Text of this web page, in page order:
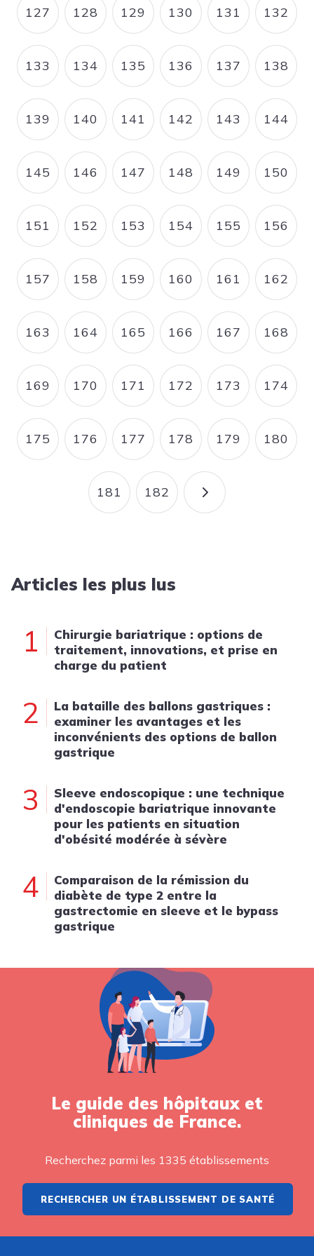
PAGE
127 PAGE
128 PAGE
129 PAGE
130 PAGE
131 PAGE
132
PAGE
133 PAGE
134 PAGE
135 PAGE
136 PAGE
137 PAGE
138
PAGE
139 PAGE
140 PAGE
141 PAGE
142 PAGE
143 PAGE
144
PAGE
145 PAGE
146 PAGE
147 PAGE
148 PAGE
149 PAGE
150
PAGE
151 PAGE
152 PAGE
153 PAGE
154 PAGE
155 PAGE
156
PAGE
157 PAGE
158 PAGE
159 PAGE
160 PAGE
161 PAGE
162
PAGE
163 PAGE
164 PAGE
165 PAGE
166 PAGE
167 PAGE
168
PAGE
169 PAGE
170 PAGE
171 PAGE
172 PAGE
173 PAGE
174
PAGE
175 PAGE
176 PAGE
177 PAGE
178 PAGE
179 PAGE
180
PAGE
181 PAGE
182 PAGE
Articles les plus lus
1
Chirurgie bariatrique : options de
traitement, innovations, et prise en
charge du patient
2
La bataille des ballons gastriques :
examiner les avantages et les
inconvénients des options de ballon
gastrique
3
Sleeve endoscopique : une technique
d'endoscopie bariatrique innovante
pour les patients en situation
d'obésité modérée à sévère
4
Comparaison de la rémission du
diabète de type 2 entre la
gastrectomie en sleeve et le bypass
gastrique
Le guide des hôpitaux et
cliniques de France.
Recherchez parmi les 1335 établissements
RECHERCHER UN ÉTABLISSEMENT DE SANTÉ